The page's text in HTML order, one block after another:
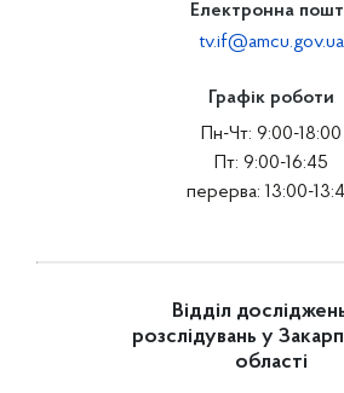
Електронна
tv.if@amcu.gov.ua
Графік роботи
Пн-Чт: 9:00-18:00
Пт: 9:00-16:45
перерва: 13:00-
Відділ
розслідувань у
області